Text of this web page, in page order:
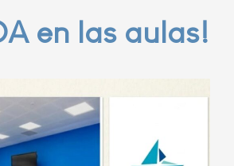
en las aulas!